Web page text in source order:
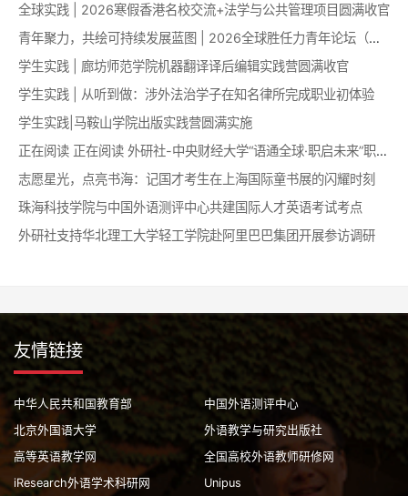
全球实践 | 2026寒假香港名校交流+法学与公共管理项目圆满收官
青年聚力，共绘可持续发展蓝图 | 2026全球胜任力青年论坛（澳门）成功举办！
学生实践 | 廊坊师范学院机器翻译译后编辑实践营圆满收官
学生实践 | 从听到做：涉外法治学子在知名律所完成职业初体验
学生实践|马鞍山学院出版实践营圆满实施
正在阅读 正在阅读 外研社-中央财经大学“语通全球·职启未来”职业认知拓展训练营成功举办
志愿星光，点亮书海：记国才考生在上海国际童书展的闪耀时刻
珠海科技学院与中国外语测评中心共建国际人才英语考试考点
外研社支持华北理工大学轻工学院赴阿里巴巴集团开展参访调研
友情链接
中华人民共和国教育部
中国外语测评中心
北京外国语大学
外语教学与研究出版社
高等英语教学网
全国高校外语教师研修网
iResearch外语学术科研网
Unipus